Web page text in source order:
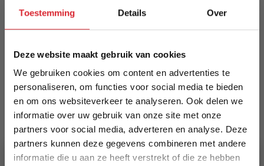
Toestemming Details Over
Deze website maakt gebruik van cookies
We gebruiken cookies om content en advertenties te
personaliseren, om functies voor social media te bieden
en om ons websiteverkeer te analyseren. Ook delen we
informatie over uw gebruik van onze site met onze
partners voor social media, adverteren en analyse. Deze
partners kunnen deze gegevens combineren met andere
informatie die u aan ze heeft verstrekt of die ze hebben
beschermende vloerdoppen en viltjes. Tijdloos
ontwerp dat zowel klassieke als industriële
Meer informatie
Merk
Dimehouse
EAN